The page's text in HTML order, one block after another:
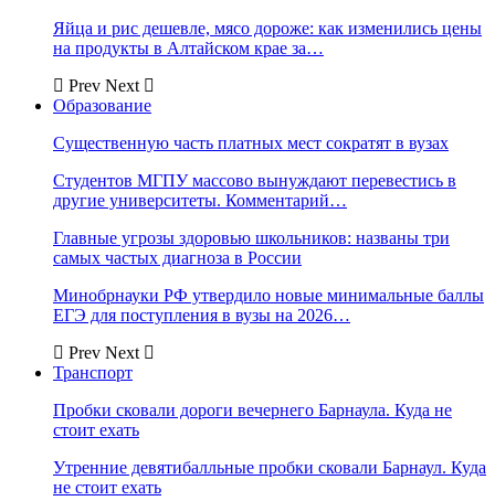
Яйца и рис дешевле, мясо дороже: как изменились цены
на продукты в Алтайском крае за…
Prev Next
Образование
Существенную часть платных мест сократят в вузах
Студентов МГПУ массово вынуждают перевестись в
другие университеты. Комментарий…
Главные угрозы здоровью школьников: названы три
самых частых диагноза в России
Минобрнауки РФ утвердило новые минимальные баллы
ЕГЭ для поступления в вузы на 2026…
Prev Next
Транспорт
Пробки сковали дороги вечернего Барнаула. Куда не
стоит ехать
Утренние девятибалльные пробки сковали Барнаул. Куда
не стоит ехать